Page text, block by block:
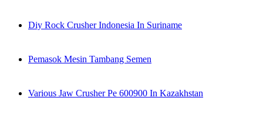
Diy Rock Crusher Indonesia In Suriname
Pemasok Mesin Tambang Semen
Various Jaw Crusher Pe 600900 In Kazakhstan